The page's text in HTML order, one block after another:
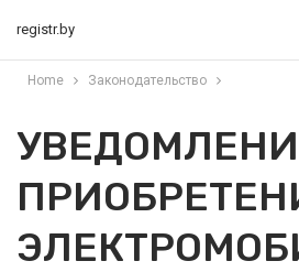
registr.by
Home Законодательство